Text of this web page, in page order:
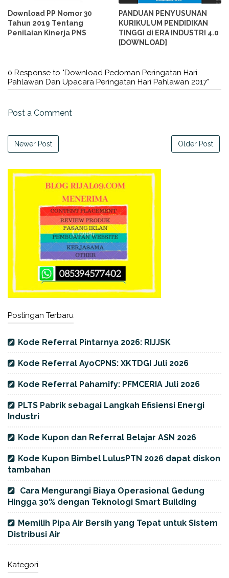
Download PP Nomor 30
Tahun 2019 Tentang
Penilaian Kinerja PNS
PANDUAN PENYUSUNAN
KURIKULUM PENDIDIKAN
TINGGI di ERA INDUSTRI 4.0
[DOWNLOAD]
0 Response to "Download Pedoman Peringatan Hari
Pahlawan Dan Upacara Peringatan Hari Pahlawan 2017"
Post a Comment
Newer Post Older Post
Postingan Terbaru
Kode Referral Pintarnya 2026: RIJJSK
Kode Referral AyoCPNS: XKTDGI Juli 2026
Kode Referral Pahamify: PFMCERIA Juli 2026
PLTS Pabrik sebagai Langkah Efisiensi Energi
Industri
Kode Kupon dan Referral Belajar ASN 2026
Kode Kupon Bimbel LulusPTN 2026 dapat diskon
tambahan
Cara Mengurangi Biaya Operasional Gedung
Hingga 30% dengan Teknologi Smart Building
Memilih Pipa Air Bersih yang Tepat untuk Sistem
Distribusi Air
Kategori